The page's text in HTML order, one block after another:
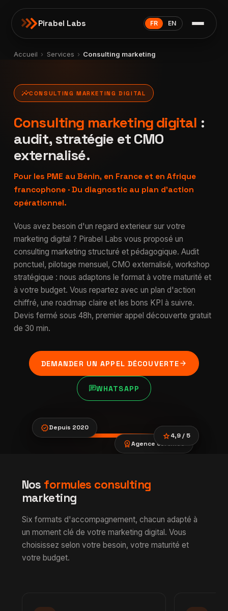
Pirabel Labs FR EN
Accueil › Services › Consulting marketing
insightsCONSULTING MARKETING DIGITAL
Consulting marketing digital :
audit, stratégie et CMO
externalisé.
Pour les PME au Bénin, en France et en Afrique
francophone · Du diagnostic au plan d'action
opérationnel.
Vous avez besoin d'un regard exterieur sur votre
marketing digital ? Pirabel Labs vous proposé un
consulting marketing structuré et pédagogique. Audit
ponctuel, pilotage mensuel, CMO externalisé, workshop
stratégique : nous adaptons le format à votre maturité et
à votre budget. Vous repartez avec un plan d'action
chiffré, une roadmap claire et les bons KPI à suivre.
Devis fermé sous 48h, premier appel découverte gratuit
de 30 min.
DEMANDER UN APPEL DÉCOUVERTEarrow_forward
chatWHATSAPP
groups
Nos consultants
workspace_premiumAgence certifiée
verifiedDepuis 2020
star4,9 / 5
Nos formules consulting
marketing
Six formats d'accompagnement, chacun adapté à
un moment clé de votre marketing digital. Vous
choisissez selon votre besoin, votre maturité et
votre budget.